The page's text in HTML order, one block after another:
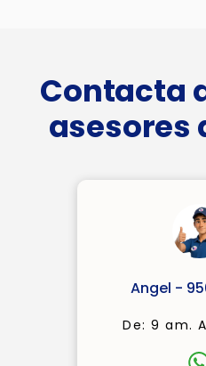
Contacta
asesores
Angel -
De: 9 am.